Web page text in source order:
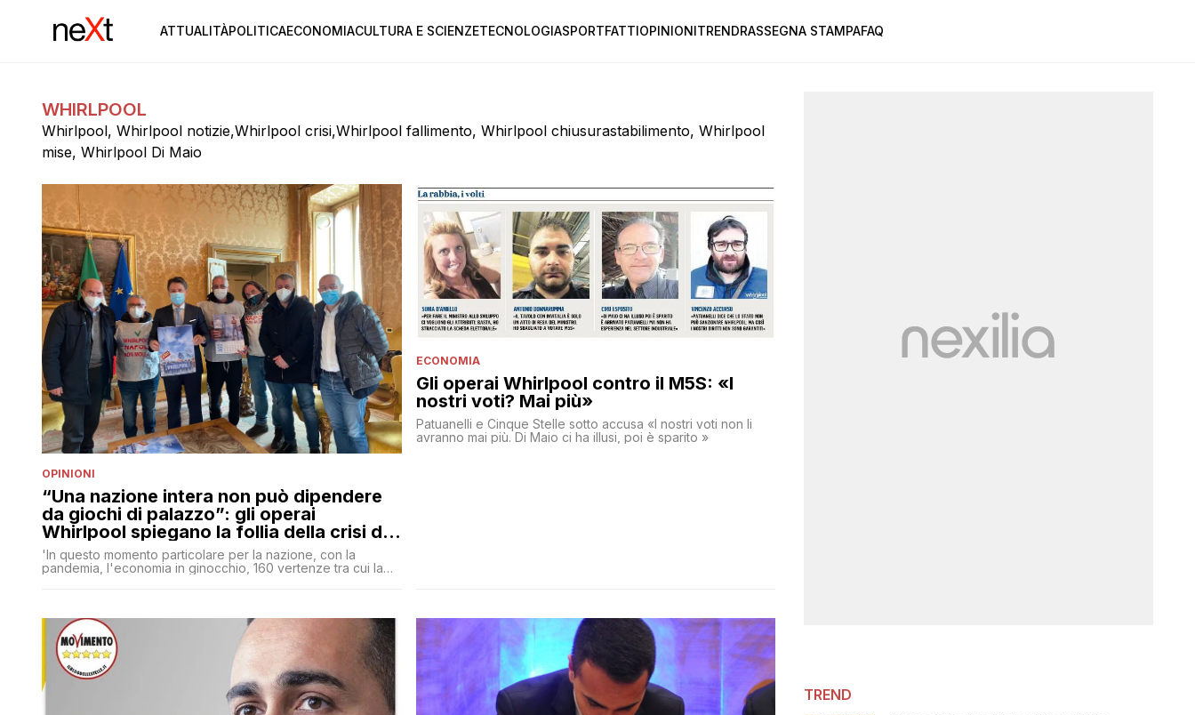
ATTUALITÀPOLITICAECONOMIACULTURA E SCIENZETECNOLOGIASPORTFATTIOPINIONITRENDRASSEGNA STAMPAFAQ
WHIRLPOOL
Whirlpool, Whirlpool notizie,Whirlpool crisi,Whirlpool fallimento, Whirlpool chiusurastabilimento, Whirlpool
mise, Whirlpool Di Maio
OPINIONI
“Una nazione intera non può dipendere
da giochi di palazzo”: gli operai
Whirlpool spiegano la follia della crisi di
governo
'In questo momento particolare per la nazione, con la
pandemia, l'economia in ginocchio, 160 vertenze tra cui la
ECONOMIA
Gli operai Whirlpool contro il M5S: «I
nostri voti? Mai più»
Patuanelli e Cinque Stelle sotto accusa «I nostri voti non li
avranno mai più. Di Maio ci ha illusi, poi è sparito »
TREND